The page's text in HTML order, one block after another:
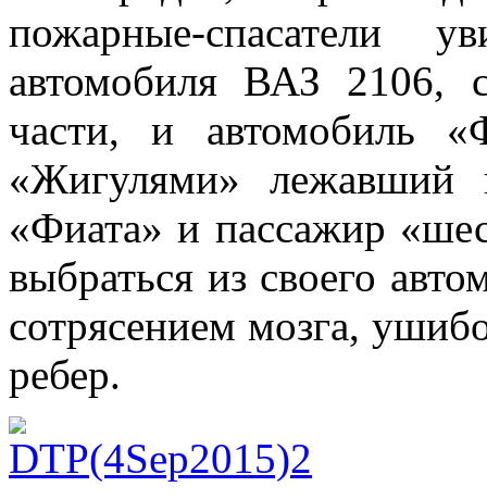
пожарные-спасатели
автомобиля ВАЗ 2106,
части, и автомобиль
«Жигулями» лежавший
«Фиата» и пассажир
выбраться из своего
сотрясением мозга,
ребер.